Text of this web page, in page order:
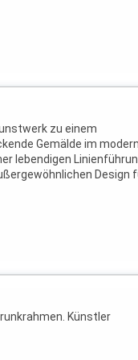
zu einem
Gemälde im
lebendigen
Design
...
Künstler